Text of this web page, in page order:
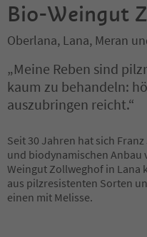
Bio-Weingut
Oberlana, Lana, Meran
„Meine Reben sind
kaum zu behandeln:
auszubringen reicht.“
Seit 30 Jahren hat sich
und biodynamischen Anbau
Weingut Zollweghof in Lana
aus pilzresistenten Sorten
einen mit Melisse.